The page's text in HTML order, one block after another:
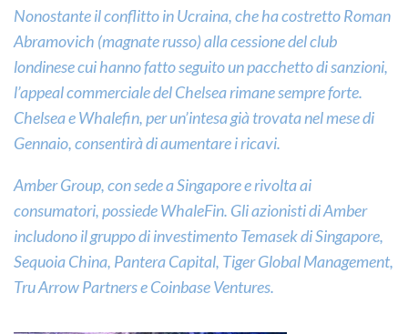
Nonostante il conflitto in Ucraina, che ha costretto Roman
Abramovich (magnate russo) alla cessione del club
londinese cui hanno fatto seguito un pacchetto di sanzioni,
l’appeal commerciale del Chelsea rimane sempre forte.
Chelsea e Whalefin, per un’intesa già trovata nel mese di
Gennaio, consentirà di aumentare i ricavi.
Amber Group, con sede a Singapore e rivolta ai
consumatori, possiede WhaleFin. Gli azionisti di Amber
includono il gruppo di investimento Temasek di Singapore,
Sequoia China, Pantera Capital, Tiger Global Management,
Tru Arrow Partners e Coinbase Ventures.